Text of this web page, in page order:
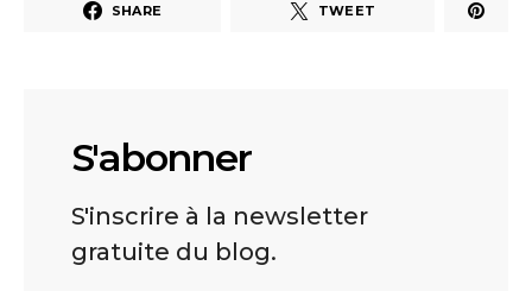
SHARE TWEET
S'abonner
S'inscrire à la newsletter
gratuite du blog.